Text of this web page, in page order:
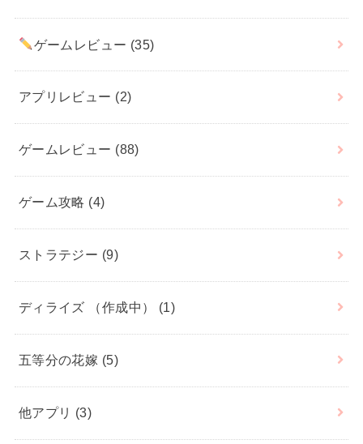
ゲームレビュー (35)
アプリレビュー (2)
ゲームレビュー (88)
ゲーム攻略 (4)
ストラテジー (9)
ディライズ （作成中） (1)
五等分の花嫁 (5)
他アプリ (3)